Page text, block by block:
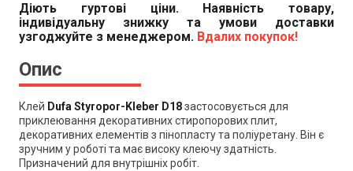
Діють гуртові ціни. Наявність товару,
індивідуальну знижку та умови доставки
узгоджуйте з менеджером. Вдалих покупок!
Опис
Клей Dufa Styropor-Kleber D18застосовується для
приклеювання декоративних стиропорових плит,
декоративних елементів з пінопласту та поліуретану. Він є
зручним у роботі та має високу клеючу здатність.
Призначений для внутрішніх робіт.